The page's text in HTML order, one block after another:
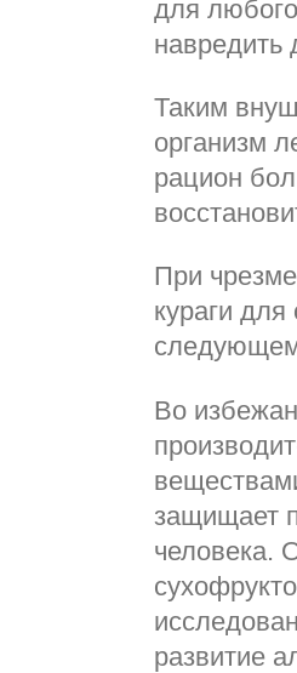
для
навредить
Таким
организм
рацион
При
кураги
Во
защищает
человека.
развитие